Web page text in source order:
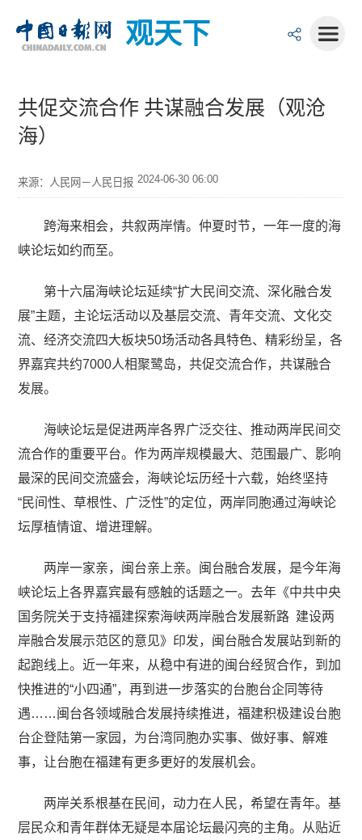
观天下
共促交流合作 共谋融合发展（观沧
海）
来源：人民网－人民日报 2024-06-30 06:00
跨海来相会，共叙两岸情。仲夏时节，一年一度的海
峡论坛如约而至。
第十六届海峡论坛延续“扩大民间交流、深化融合发
展”主题，主论坛活动以及基层交流、青年交流、文化交
流、经济交流四大板块50场活动各具特色、精彩纷呈，各
界嘉宾共约7000人相聚鹭岛，共促交流合作，共谋融合
发展。
海峡论坛是促进两岸各界广泛交往、推动两岸民间交
流合作的重要平台。作为两岸规模最大、范围最广、影响
最深的民间交流盛会，海峡论坛历经十六载，始终坚持
“民间性、草根性、广泛性”的定位，两岸同胞通过海峡论
坛厚植情谊、增进理解。
两岸一家亲，闽台亲上亲。闽台融合发展，是今年海
峡论坛上各界嘉宾最有感触的话题之一。去年《中共中央
国务院关于支持福建探索海峡两岸融合发展新路 建设两
岸融合发展示范区的意见》印发，闽台融合发展站到新的
起跑线上。近一年来，从稳中有进的闽台经贸合作，到加
快推进的“小四通”，再到进一步落实的台胞台企同等待
遇……闽台各领域融合发展持续推进，福建积极建设台胞
台企登陆第一家园，为台湾同胞办实事、做好事、解难
事，让台胞在福建有更多更好的发展机会。
两岸关系根基在民间，动力在人民，希望在青年。基
层民众和青年群体无疑是本届论坛最闪亮的主角。从贴近